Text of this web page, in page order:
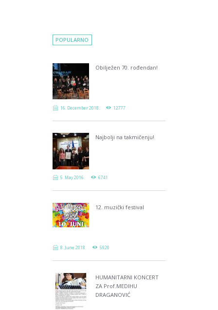
POPULARNO
Obilježen 70. rođendan!
16. December 2018. 12777
Najbolji na takmičenju!
5. May 2016. 6741
12. muzički festival
8. June 2018. 5920
HUMANITARNI KONCERT
ZA Prof.MEDIHU
DRAGANOVIĆ